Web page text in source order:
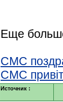
Еще
СМС
СМС
Источник :